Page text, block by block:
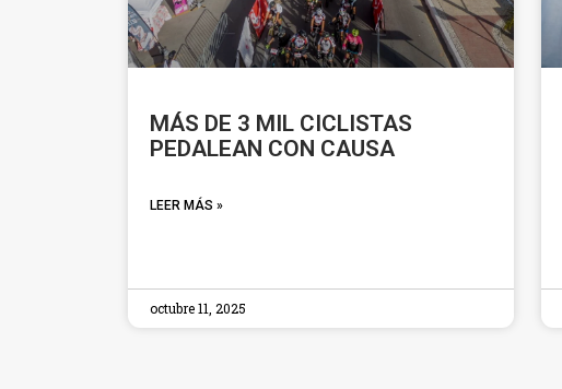
MÁS DE 3 MIL CICLISTAS
PEDALEAN CON CAUSA
LEER MÁS »
octubre 11, 2025